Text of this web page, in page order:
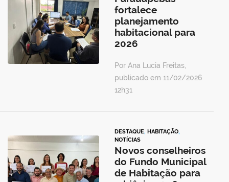
fortalece
planejamento
habitacional para
2026
Por Ana Lucia Freitas,
publicado em 11/02/2026
12h31
DESTAQUE, HABITAÇÃO,
NOTÍCIAS
Novos conselheiros
do Fundo Municipal
de Habitação para